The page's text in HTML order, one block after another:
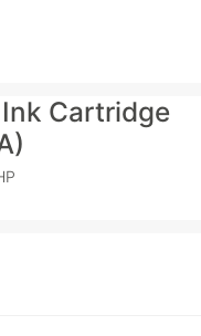
Cartridge